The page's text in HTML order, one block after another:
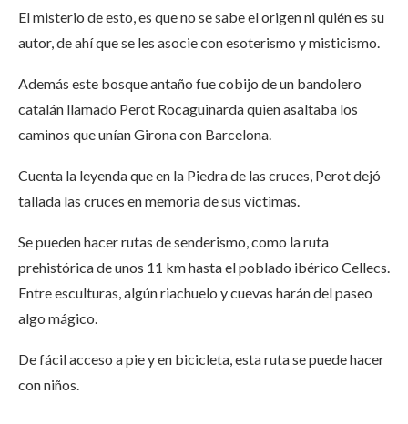
El misterio de esto, es que no se sabe el origen ni quién es su
autor, de ahí que se les asocie con esoterismo y misticismo.
Además este bosque antaño fue cobijo de un bandolero
catalán llamado Perot Rocaguinarda quien asaltaba los
caminos que unían Girona con Barcelona.
Cuenta la leyenda que en la Piedra de las cruces, Perot dejó
tallada las cruces en memoria de sus víctimas.
Se pueden hacer rutas de senderismo, como la ruta
prehistórica de unos 11 km hasta el poblado ibérico Cellecs.
Entre esculturas, algún riachuelo y cuevas harán del paseo
algo mágico.
De fácil acceso a pie y en bicicleta, esta ruta se puede hacer
con niños.